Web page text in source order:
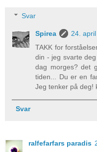
Svar
Spirea
24.
TAKK for
din - jeg svarte
dag morges? det
tiden... Du er en
Jeg tenker på deg!
Svar
ralfefarfars paradis